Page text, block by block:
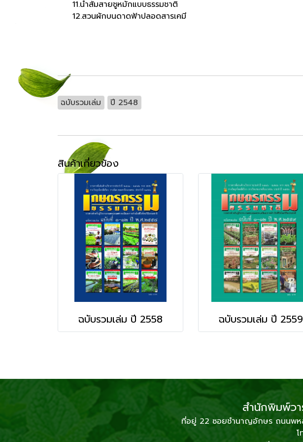
11.น้ำส้มสายชูหมักแบบธรรมชาติ
12.สวนผักบนดาดฟ้าปลอดสารเคมี
ฉบับรวมเล่ม ปี 2548
สินค้าเกี่ยวข้อง
ฉบับรวมเล่ม ปี 2558 ฉบับรวมเล่ม ปี 2559
สำนักพิมพ์วา
ที่อยู่ 22 ซอยชำนาญอักษร ถนนพห